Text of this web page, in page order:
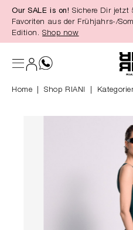
springen
Our SALE is on! Sichere Dir jetzt
Favoriten aus der Frühjahrs-/
Edition. Shop now
Home Shop RIANI